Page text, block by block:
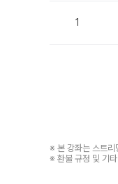
1
※ 본 강좌는 스트리
※ 환불 규정 및 기